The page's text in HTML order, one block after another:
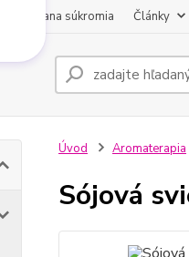
Ochrana súkromia Články
Úvod Aromaterapia
Sójová